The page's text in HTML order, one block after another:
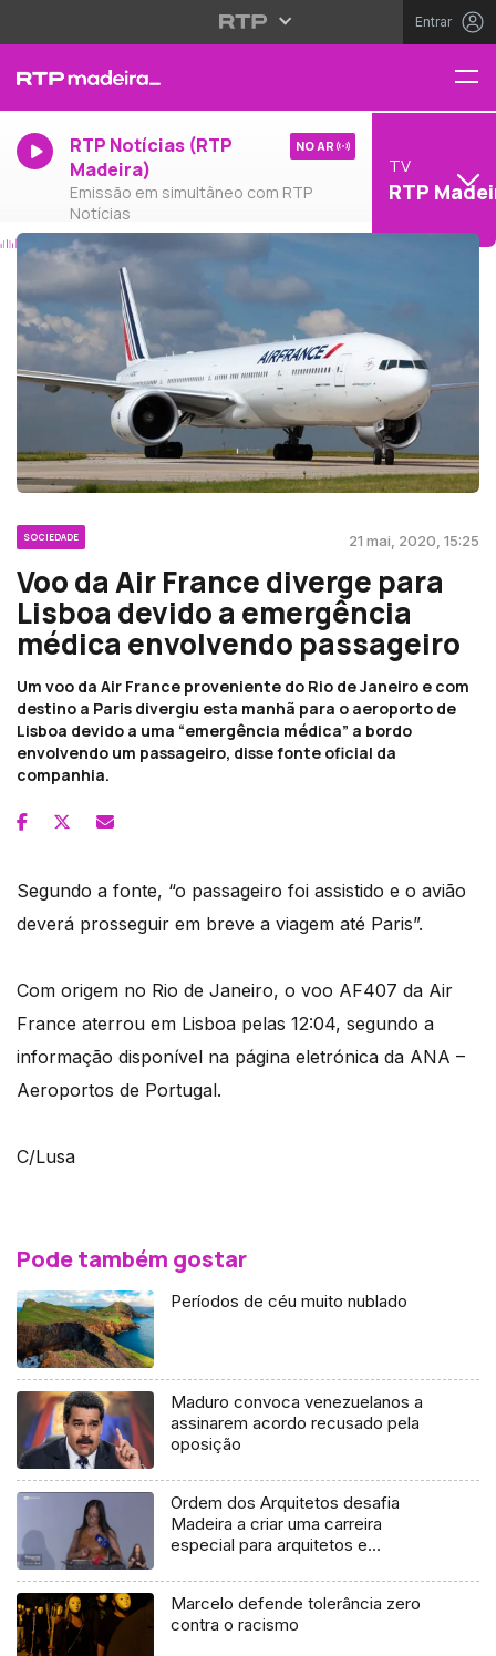
Entrar
RTP Notícias (RTP
Madeira)
Emissão em simultâneo com RTP
Notícias
NO AR
TV
RTP
SOCIEDADE 21 mai, 2020, 15:25
Voo da Air France diverge para
Lisboa devido a emergência
médica envolvendo passageiro
Um voo da Air France proveniente do Rio de Janeiro e com
destino a Paris divergiu esta manhã para o aeroporto de
Lisboa devido a uma “emergência médica” a bordo
envolvendo um passageiro, disse fonte oficial da
companhia.
Segundo a fonte, “o passageiro foi assistido e o avião
deverá prosseguir em breve a viagem até Paris”.
Com origem no Rio de Janeiro, o voo AF407 da Air
France aterrou em Lisboa pelas 12:04, segundo a
informação disponível na página eletrónica da ANA –
Aeroportos de Portugal.
C/Lusa
Pode também gostar
Períodos de céu muito nublado
Maduro convoca venezuelanos a
assinarem acordo recusado pela
oposição
Ordem dos Arquitetos desafia
Madeira a criar uma carreira
especial para arquitetos e
Marcelo defende tolerância zero
contra o racismo